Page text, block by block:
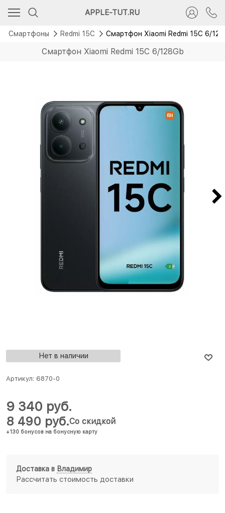
APPLE-TUT.RU
Смартфоны Redmi 15C Смартфон Xiaomi Redmi 15C 6/
Смартфон Xiaomi Redmi 15C 6/128Gb
Новинка
Нет в наличии
Артикул: 6870-0
8 490 руб.
+130 бонусов на бонусную карту
Со скидкой
9 340 руб.
Доставка в Владимир
Рассчитать стоимость доставки